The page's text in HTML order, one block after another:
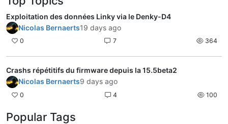
Exploitation des données Linky via le Denky-D4
Nicolas Bernaerts19 days ago
0 7 364
Crashs répétitifs du firmware depuis la 15.5beta2
Nicolas Bernaerts9 days ago
0 4 100
Popular Tags